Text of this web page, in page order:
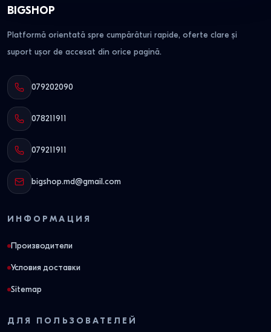
BIGSHOP
Platformă orientată spre cumpărături rapide, oferte clare și
suport ușor de accesat din orice pagină.
079202090
078211911
079211911
bigshop.md@gmail.com
ИНФОРМАЦИЯ
Производители
Условия доставки
Sitemap
ДЛЯ ПОЛЬЗОВАТЕЛЕЙ